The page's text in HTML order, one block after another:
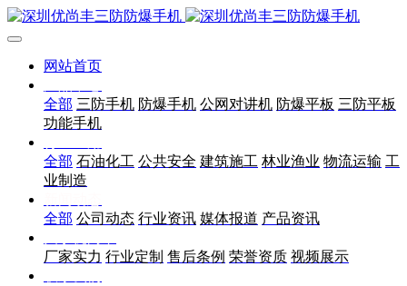
网站首页
全部 三防手机 防爆手机 公网对讲机 防爆平板 三防平板
功能手机
全部 石油化工 公共安全 建筑施工 林业渔业 物流运输 工
业制造
全部 公司动态 行业资讯 媒体报道 产品资讯
厂家实力 行业定制 售后条例 荣誉资质 视频展示